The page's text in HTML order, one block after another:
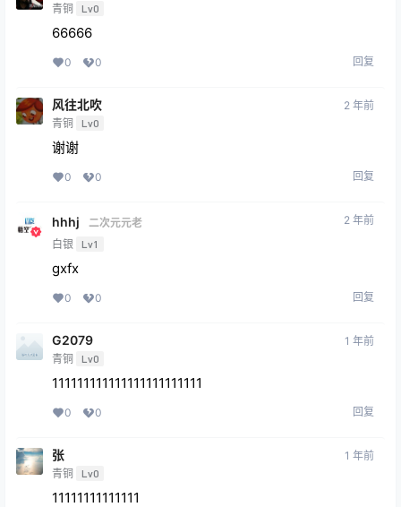
青铜 Lv0
66666
0 0 回复
风往北吹
青铜 Lv0
2 年前
谢谢
0 0 回复
hhhj
二次元元老
白银
Lv1
2 年前
gxfx
0 0 回复
G2079
青铜 Lv0
1 年前
111111111111111111111111
0 0 回复
张
青铜 Lv0
1 年前
11111111111111